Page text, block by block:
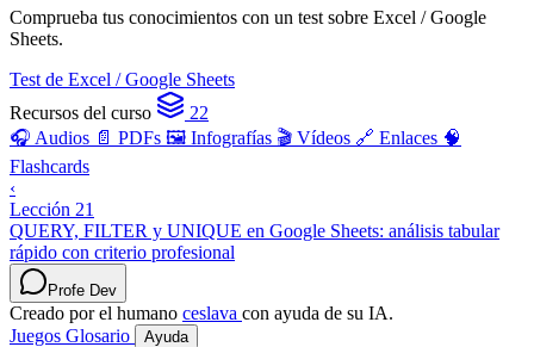
Comprueba tus conocimientos con un test sobre Excel / Google
Sheets.
Test de Excel / Google Sheets
Recursos del curso
22
🎧 Audios 📄 PDFs 🖼️ Infografías 🎬 Vídeos 🔗 Enlaces 🧠
Flashcards
‹
Lección 21
QUERY, FILTER y UNIQUE en Google Sheets: análisis tabular
rápido con criterio profesional
Profe Dev
Creado por el humano ceslava con ayuda de su IA.
Juegos Glosario Ayuda